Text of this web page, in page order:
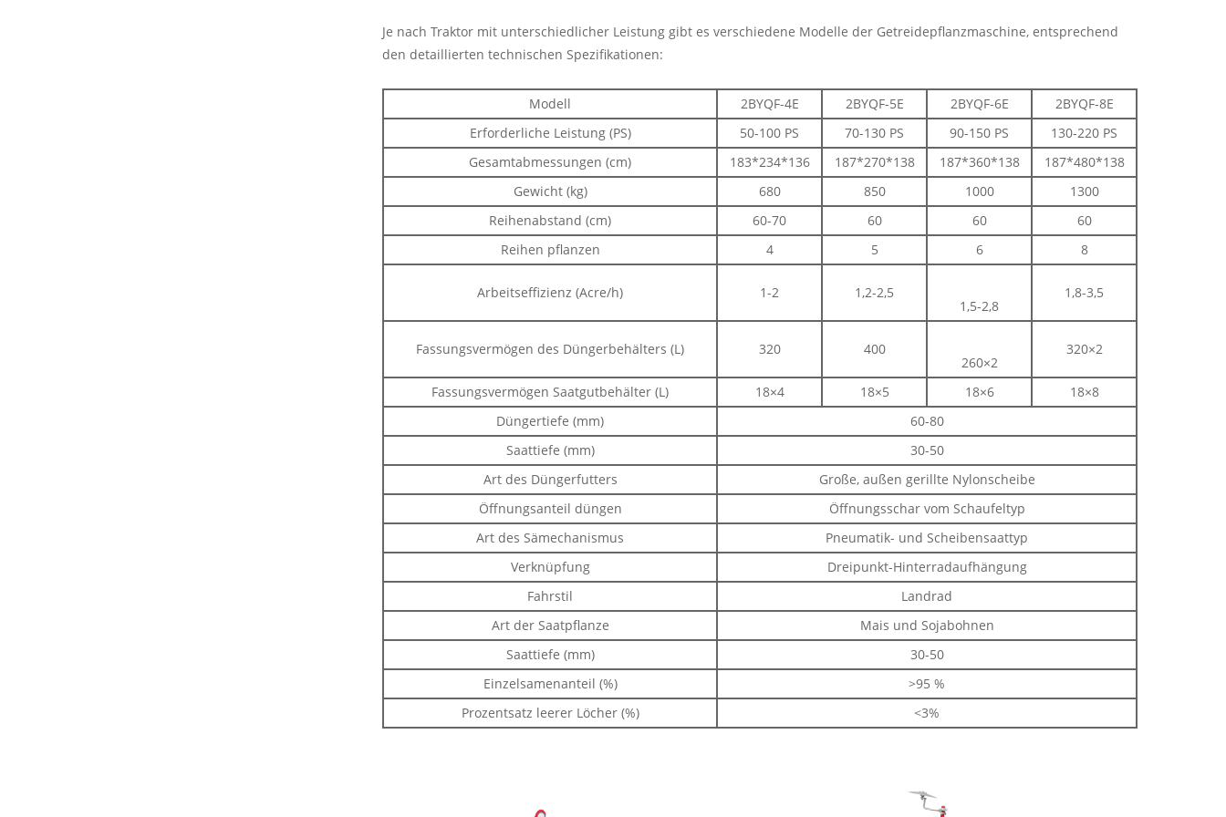
Je nach Traktor mit unterschiedlicher Leistung gibt es verschiedene Modelle der Getreidepflanzmaschine, entsprechend
den detaillierten technischen Spezifikationen:
Modell 2BYQF-4E 2BYQF-5E 2BYQF-6E
2BYQF-8E
Erforderliche Leistung (PS)
50-100 PS 70-130 PS 90-150 PS
130-220 PS
Gesamtabmessungen (cm)
183*234*136 187*270*138 187*360*138
187*480*138
Gewicht (kg)
680 850 1000
1300
Reihenabstand (cm)
60-70 60 60
60
Reihen pflanzen
4 5 6 8
Arbeitseffizienz (Acre/h) 1-2 1,2-2,5
1,5-2,8
1,8-3,5
Fassungsvermögen des Düngerbehälters (L) 320 400
260×2
320×2
Fassungsvermögen Saatgutbehälter (L) 18×4 18×5 18×6
18×8
Düngertiefe (mm)
60-80
Saattiefe (mm)
30-50
Art des Düngerfutters
Große, außen gerillte Nylonscheibe
Öffnungsanteil düngen
Öffnungsschar vom Schaufeltyp
Art des Sämechanismus
Pneumatik- und Scheibensaattyp
Verknüpfung
Dreipunkt-Hinterradaufhängung
Fahrstil
Landrad
Art der Saatpflanze
Mais und Sojabohnen
Saattiefe (mm)
30-50
Einzelsamenanteil (%)
>95 %
Prozentsatz leerer Löcher (%)
<3%